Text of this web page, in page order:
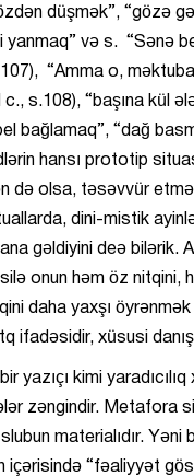
düşmək”, “gözə
yanmaq” və s. “Sənə
“Amma o,
c., s.108), “başına kül
bağlamaq”, “dağ
hansı prototip
də olsa, təsəvvür
dini-mistik
gəldiyini deə bilərik.
onun həm öz nitqini,
daha yaxşı
ifadəsidir, xüsusi
kimi yaradıcılıq
zəngindir. Metafora
materialıdır. Yəni
içərisində “fəaliyyət